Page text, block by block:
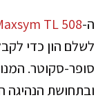
ה-TL 508
לשלם הון כדי
ובתחושת הנהיגה